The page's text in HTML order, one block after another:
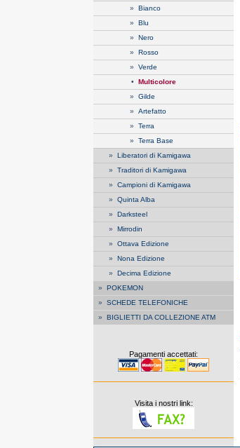
» Bianco
» Blu
» Nero
» Rosso
» Verde
• Multicolore
» Gilde
» Artefatto
» Terra
» Terra Base
» Liberatori di Kamigawa
» Traditori di Kamigawa
» Campioni di Kamigawa
» Quinta Alba
» Darksteel
» Mirrodin
» Ottava Edizione
» Nona Edizione
» Decima Edizione
» POKEMON
» SCHEDE TELEFONICHE
» BIGLIETTI DA COLLEZIONE ATM
Pagamenti accettati:
Visita i nostri link: